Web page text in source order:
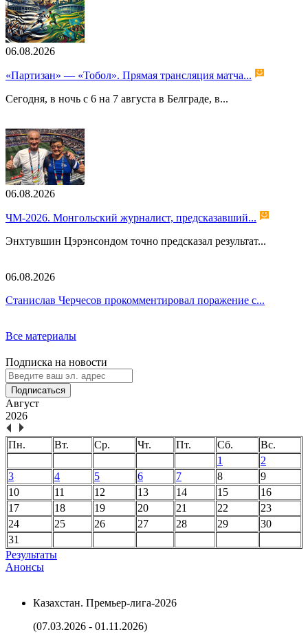
06.08.2026
«Партизан» — «Тобол». Прямая трансляция матча...
Сегодня, в ночь с 6 на 7 августа в Белграде, в...
06.08.2026
ЧМ-2026. Монгольский журналист, предсказавший...
Энхтувшин Цэрэнсондом точно предсказал результат...
06.08.2026
Станислав Черчесов прокомментировал поражение с...
Все материалы
Подписка на новости
Подписаться
Август
2026
Пн. Вт. Ср. Чт. Пт. Сб.
Вс.
1
2
3
4 5 6 7 8
9
10
11 12 13 14 15
16
17
18 19 20 21 22
23
24
25 26 27 28 29
30
31
Результаты
Анонсы
Казахстан. Премьер-лига-2026
(07.03.2026 - 01.11.2026)